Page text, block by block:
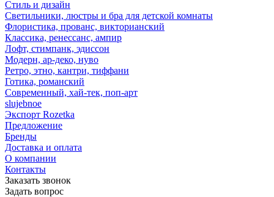
Стиль и дизайн
Светильники, люстры и бра для детской комнаты
Флористика, прованс, викторианский
Классика, ренессанс, ампир
Лофт, стимпанк, эдиссон
Модерн, ар-деко, нуво
Ретро, этно, кантри, тиффани
Готика, романский
Современный, хай-тек, поп-арт
slujebnoe
Экспорт Rozetka
Предложение
Бренды
Доставка и оплата
О компании
Контакты
Заказать звонок
Задать вопрос